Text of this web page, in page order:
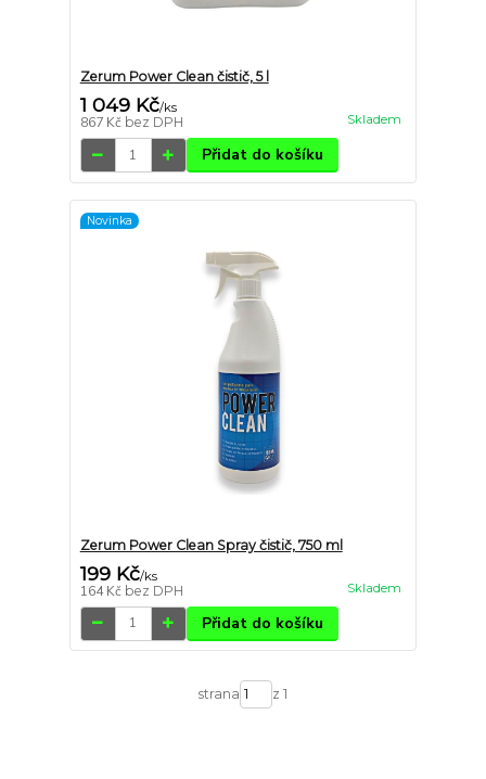
Zerum Power Clean čistič, 5 l
1 049 Kč/ks
867 Kč bez DPH Skladem
Přidat do košíku
Novinka
Zerum Power Clean Spray čistič, 750 ml
199 Kč/ks
164 Kč bez DPH Skladem
Přidat do košíku
strana z 1